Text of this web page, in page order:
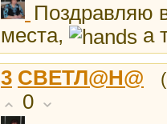
Поздравляю
места,
а
3 СВEТЛ@Н@
0